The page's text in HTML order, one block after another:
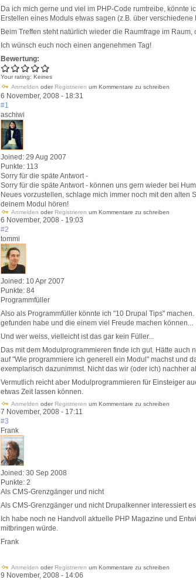
Da ich mich gerne und viel im PHP-Code rumtreibe, könnte
Erstellen eines Moduls etwas sagen (z.B. über verschiedene
Beim Treffen steht natürlich wieder die Raumfrage im
Ich wünsch euch noch einen angenehmen Tag!
Bewertung:
Your rating: Keines
Anmelden oder Registrieren um Kommentare zu schreiben
6 November, 2008 - 18:31
#1
aschiwi
Joined: 29 Aug 2007
Punkte: 113
Sorry für die späte Antwort -
Sorry für die späte Antwort - können uns gern wieder bei
Neues vorzustellen, schlage mich immer noch mit den alten
deinem Modul hören!
Anmelden oder Registrieren um Kommentare zu schreiben
6 November, 2008 - 19:03
#2
tommi
Joined: 10 Apr 2007
Punkte: 84
Programmfüller
Also als Programmfüller könnte ich "10 Drupal Tips"
gefunden habe und die einem viel Freude machen können...
Und wer weiss, vielleicht ist das gar kein Füller...
Das mit dem Modulprogrammieren finde ich gut. Hätte auch
auf "Wie programmiere ich generell ein Modul" machst und
exemplarisch dazunimmst. Nicht das wir (oder ich) nachher
Vermutlich reicht aber Modulprogrammieren für Einsteiger
etwas Zeit lassen können.
Anmelden oder Registrieren um Kommentare zu schreiben
7 November, 2008 - 17:11
#3
Frank
Joined: 30 Sep 2008
Punkte: 2
Als CMS-Grenzgänger und nicht
Als CMS-Grenzgänger und nicht Drupalkenner interessiert
Ich habe noch ne Handvoll aktuelle PHP Magazine und
mitbringen würde.
Frank
Anmelden oder Registrieren um Kommentare zu schreiben
9 November, 2008 - 14:06